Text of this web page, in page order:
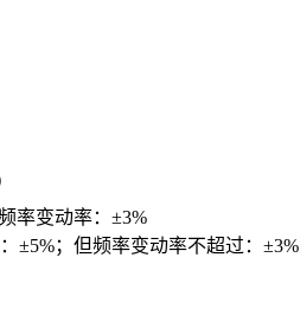
率变动率：±3%
±5%；但频率变动率不超过：±3%